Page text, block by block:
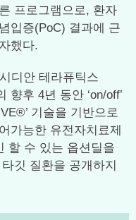
프로그램으로, 환자
입증(PoC) 결과에 근
했다.
디안 테라퓨틱스
향후 4년 동안 ‘on/off’
기술을 기반으로
가능한 유전자치료제
할 수 있는 옵션딜을
깃 질환을 공개하지